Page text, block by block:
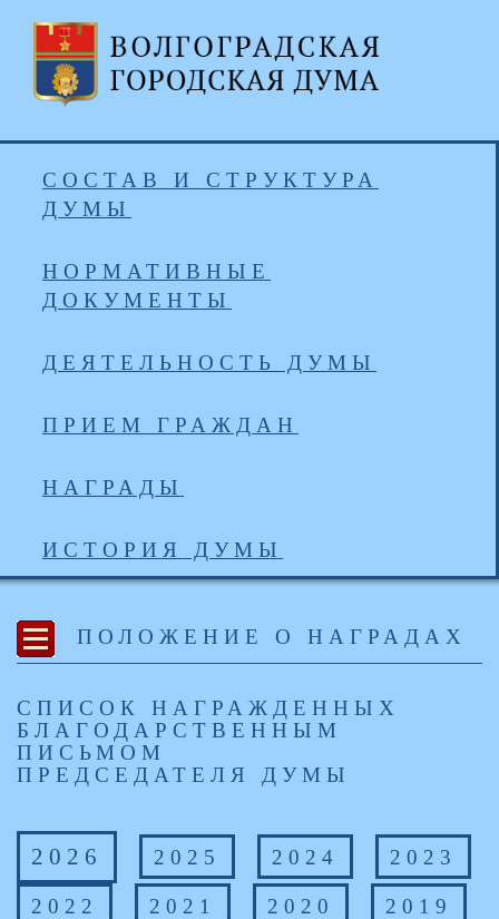
СОСТАВ И СТРУКТУРА
ДУМЫ
НОРМАТИВНЫЕ
ДОКУМЕНТЫ
ДЕЯТЕЛЬНОСТЬ ДУМЫ
ПРИЕМ ГРАЖДАН
НАГРАДЫ
ИСТОРИЯ ДУМЫ
ПОЛОЖЕНИЕ О НАГРАДАХ
СПИСОК НАГРАЖДЕННЫХ
БЛАГОДАРСТВЕННЫМ
ПИСЬМОМ
ПРЕДСЕДАТЕЛЯ ДУМЫ
2026 2025 2024 2023
2022 2021 2020
2019